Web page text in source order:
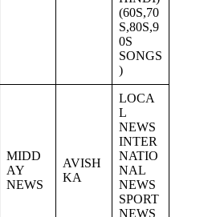
(60S,70
S,80S,9
0S
SONGS
)
MIDD
AY
NEWS
AVISH
KA
LOCA
L
NEWS
INTER
NATIO
NAL
NEWS
SPORT
NEWS